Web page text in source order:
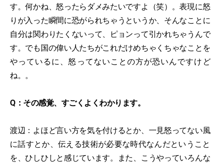
す。何かね、怒ったらダメみたいですよ（笑）。表現に怒
りが入った瞬間に恐がられちゃうというか、そんなことに
自分は関わりたくないって、ピョンって引かれちゃうんで
す。でも国の偉い人たちがこれだけめちゃくちゃなことを
やっているに、怒ってないことの方が恐いんですけど
ね。。
Q：その感覚、すごくよくわかります。
渡辺：よほど言い方を気を付けるとか、一見怒ってない風
に話すとか、伝える技術が必要な時代なんだということ
を、ひしひしと感じています。また、こうやっていろんな